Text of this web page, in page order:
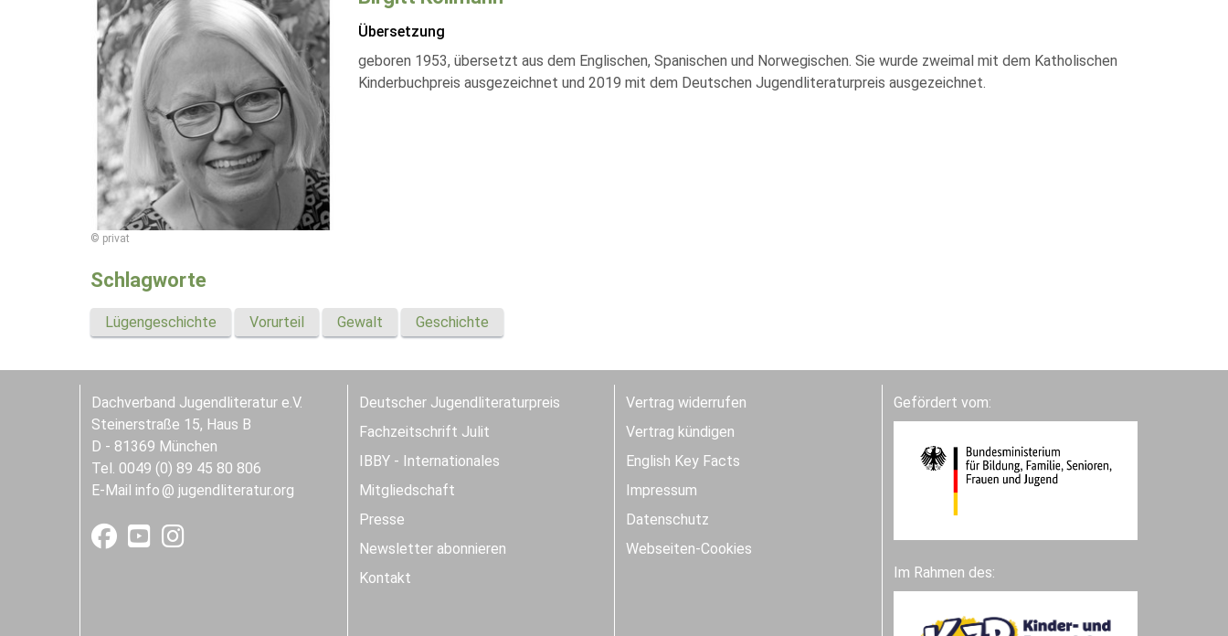
© privat
Übersetzung
geboren 1953, übersetzt aus dem Englischen, Spanischen und Norwegischen. Sie wurde zweimal mit dem Katholischen
Kinderbuchpreis ausgezeichnet und 2019 mit dem Deutschen Jugendliteraturpreis ausgezeichnet.
Schlagworte
Lügengeschichte Vorurteil Gewalt Geschichte
Dachverband Jugendliteratur e.V.
Steinerstraße 15, Haus B
D - 81369 München
Tel. 0049 (0) 89 45 80 806
E-Mail info jugendliteratur.org
Deutscher Jugendliteraturpreis
Fachzeitschrift Julit
IBBY - Internationales
Mitgliedschaft
Presse
Newsletter abonnieren
Kontakt
Vertrag widerrufen
Vertrag kündigen
English Key Facts
Impressum
Datenschutz
Webseiten-Cookies
Gefördert vom:
Im Rahmen des: